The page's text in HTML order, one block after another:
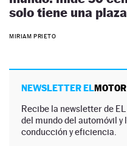
solo tiene una plaza
MIRIAM PRIETO
NEWSLETTER ELMOTOR
Recibe la newsletter de
del mundo del automóvil
conducción y eficiencia.